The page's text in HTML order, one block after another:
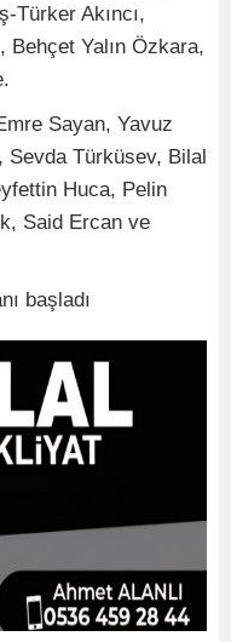
Türker Akıncı,
Behçet Yalın Özkara,
Sayan, Yavuz
Sevda Türküsev, Bilal
Huca, Pelin
Said Ercan ve